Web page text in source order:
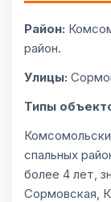
Район:
район.
Улицы:
Типы
спальных
более 4 лет,
Сормовская,